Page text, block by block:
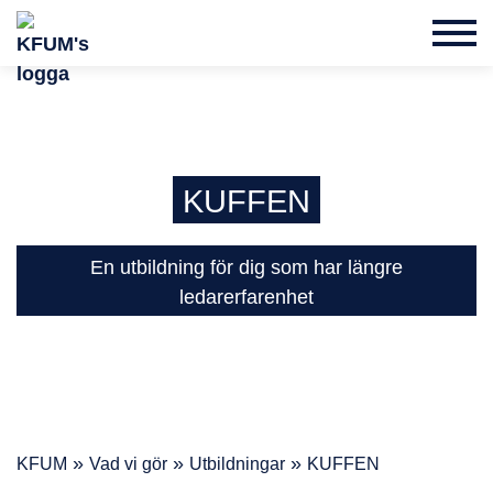
KUFFEN
En utbildning för dig som har längre
ledarerfarenhet
KFUM » Vad vi gör » Utbildningar » KUFFEN